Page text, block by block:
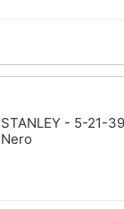
STANLEY - 5-21-
Nero